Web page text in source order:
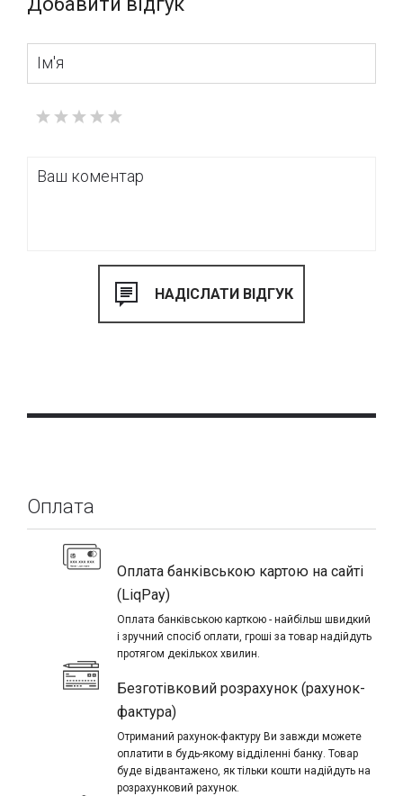
Оплата
Оплата банківською картою на сайті
(LiqPay)
Оплата банківською карткою - найбільш швидкий
і зручний спосіб оплати, гроші за товар надійдуть
протягом декількох хвилин.
Безготівковий розрахунок (рахунок-
фактура)
Отриманий рахунок-фактуру Ви завжди можете
оплатити в будь-якому відділенні банку. Товар
буде відвантажено, як тільки кошти надійдуть на
розрахунковий рахунок.